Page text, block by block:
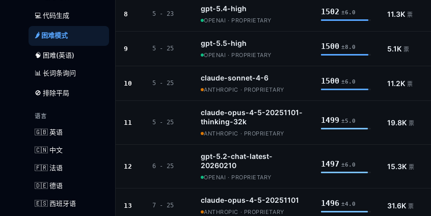
💻 代码生成
🌶️ 困难模式
🧠 困难(英语)
📊 长词条询问
🚫 排除平局
语言
🇬🇧 英语
🇨🇳 中文
🇫🇷 法语
🇩🇪 德语
🇪🇸 西班牙语
8 5 - 23
gpt-5.4-high
OPENAI · PROPRIETARY
1502 ±6.0 11.3K 票
9 5 - 25
gpt-5.5-high
OPENAI · PROPRIETARY
1500 ±8.0 5.1K 票
10 5 - 25
claude-sonnet-4-6
ANTHROPIC · PROPRIETARY
1500 ±6.0 11.2K 票
11 5 - 25
claude-opus-4-5-20251101-
thinking-32k
ANTHROPIC · PROPRIETARY
1499 ±5.0 19.8K 票
12 6 - 25
gpt-5.2-chat-latest-
20260210
OPENAI · PROPRIETARY
1497 ±6.0 15.3K 票
13 7 - 25
claude-opus-4-5-20251101
ANTHROPIC · PROPRIETARY
1496 ±4.0 31.6K 票